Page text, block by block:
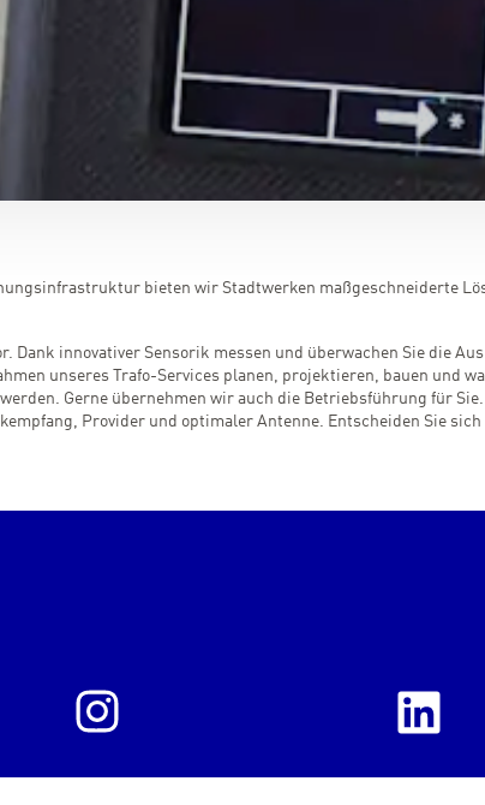
bieten wir Stadtwerken maßgeschneiderte
innovativer Sensorik messen und überwachen Sie die
unseres Trafo-Services planen, projektieren, bauen und
Gerne übernehmen wir auch die Betriebsführung für
Provider und optimaler Antenne. Entscheiden Sie